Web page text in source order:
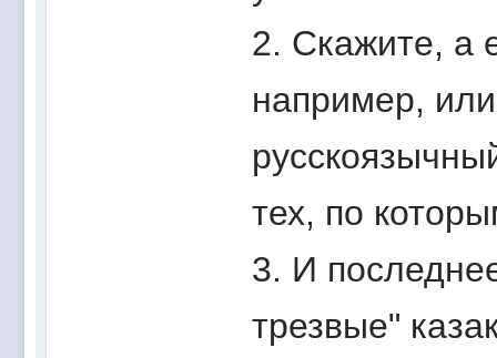
2. Скажите, а
например,
тех, по
3. И
трезвые"